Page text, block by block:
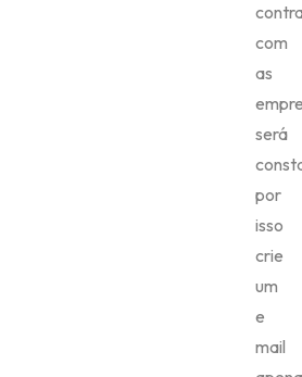
com
as
será
por
isso
crie
um
e
mail